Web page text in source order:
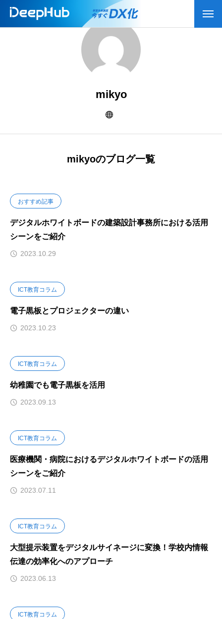
mikyo
mikyoのブログ一覧
おすすめ記事
デジタルホワイトボードの建築設計事務所における活用
シーンをご紹介
2023.10.29
ICT教育コラム
電子黒板とプロジェクターの違い
2023.10.23
ICT教育コラム
幼稚園でも電子黒板を活用
2023.09.13
ICT教育コラム
医療機関・病院におけるデジタルホワイトボードの活用
シーンをご紹介
2023.07.11
ICT教育コラム
大型提示装置をデジタルサイネージに変換！学校内情報
伝達の効率化へのアプローチ
2023.06.13
ICT教育コラム